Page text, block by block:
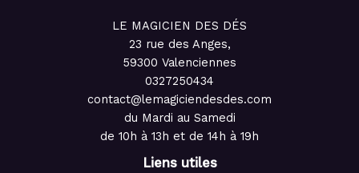
LE MAGICIEN DES DÉS
23 rue des Anges,
59300 Valenciennes
0327250434
contact@lemagiciendesdes.com
du Mardi au Samedi
de 10h à 13h et de 14h à 19h
Liens utiles